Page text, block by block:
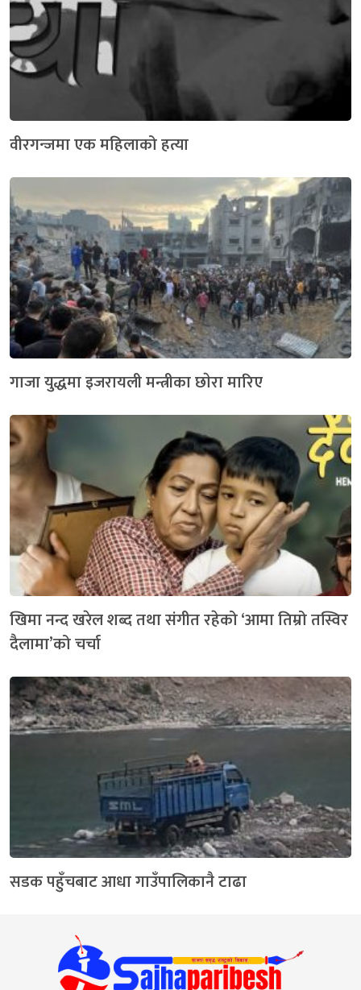
वीरगन्जमा एक महिलाको हत्या
गाजा युद्धमा इजरायली मन्त्रीका छाेरा मारिए
खिमा नन्द खरेल शब्द तथा संगीत रहेको ‘आमा तिम्रो तस्विर
दैलामा’को चर्चा
सडक पहुँचबाट आधा गाउँपालिकानै टाढा